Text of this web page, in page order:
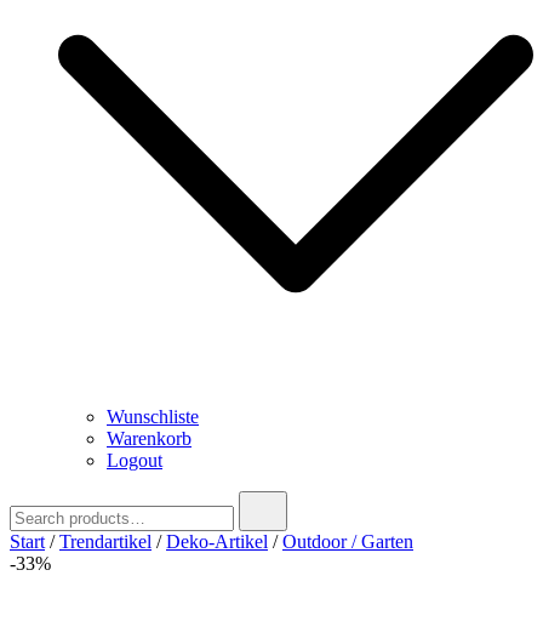
Wunschliste
Warenkorb
Logout
for:
Start /Trendartikel /Deko-Artikel /Outdoor / Garten
-33%